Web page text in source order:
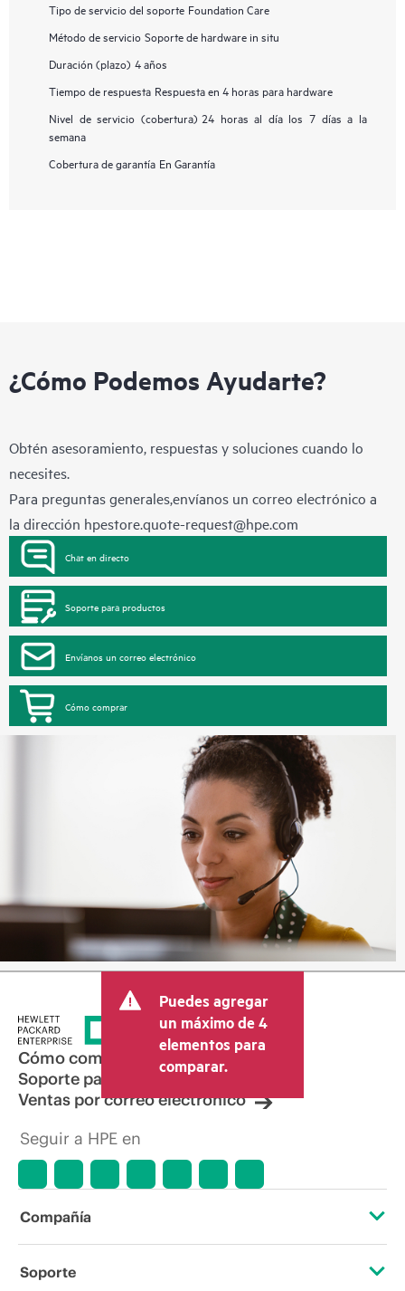
Tipo de servicio del soporte Foundation Care
Método de servicio Soporte de hardware in situ
Duración (plazo) 4 años
Tiempo de respuesta Respuesta en 4 horas para hardware
Nivel de servicio (cobertura) 24 horas al día los 7 días a la
semana
Cobertura de garantía En Garantía
¿Cómo Podemos Ayudarte?
Obtén asesoramiento, respuestas y soluciones cuando lo
necesites.
Para preguntas generales,envíanos un correo electrónico a
la dirección hpestore.quote-request@hpe.com
Chat en directo
Soporte para productos
Envíanos un correo electrónico
Cómo comprar
Puedes agregar
un máximo de 4
elementos para
comparar.
Cómo comprar
Soporte para productos
Ventas por correo electrónico
Seguir a HPE en
Compañía
Acerca de HPE
Soporte